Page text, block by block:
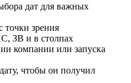
дат для важных
точки зрения
ЗВ и в столпах
компании или запуска
чтобы он получил